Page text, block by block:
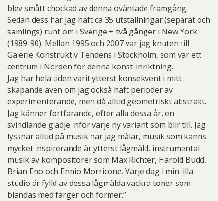
blev smått chockad av denna oväntade framgång.
Sedan dess har jag haft ca 35 utställningar (separat och
samlings) runt om i Sverige + två gånger i New York
(1989-90). Mellan 1995 och 2007 var jag knuten till
Galerie Konstruktiv Tendens i Stockholm, som var ett
centrum i Norden för denna konst-inriktning.
Jag har hela tiden varit ytterst konsekvent i mitt
skapande även om jag också haft perioder av
experimenterande, men då alltid geometriskt abstrakt.
Jag känner fortfarande, efter alla dessa år, en
svindlande glädje inför varje ny variant som blir till. Jag
lyssnar alltid på musik när jag målar, musik som känns
mycket inspirerande är ytterst lågmäld, instrumental
musik av kompositörer som Max Richter, Harold Budd,
Brian Eno och Ennio Morricone. Varje dag i min lilla
studio är fylld av dessa lågmälda vackra toner som
blandas med färger och former.”